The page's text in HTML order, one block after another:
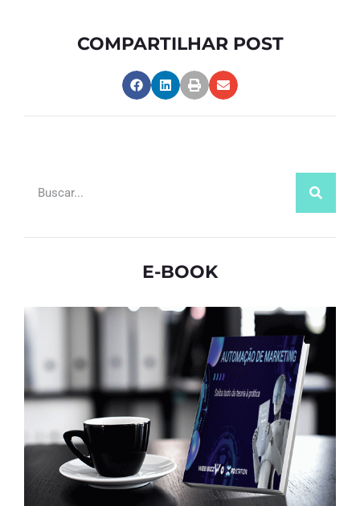
COMPARTILHAR POST
E-BOOK